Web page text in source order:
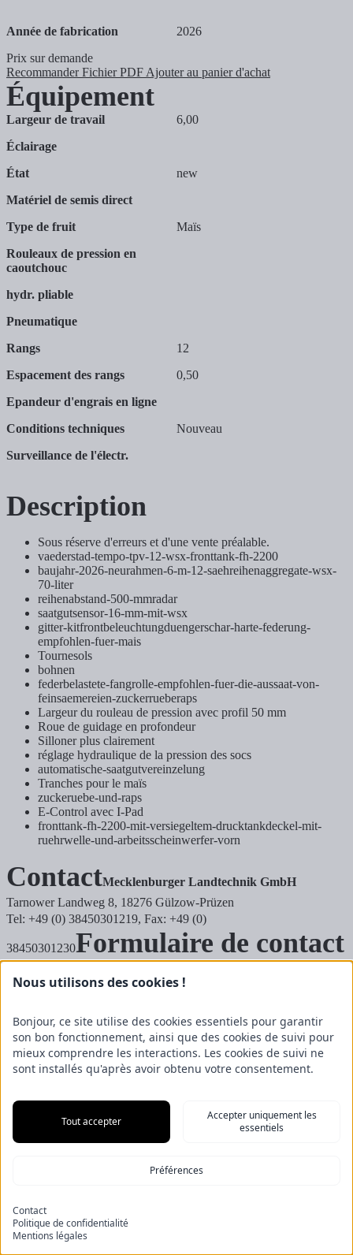
Année de fabrication
2026
Prix sur demande
Recommander Fichier PDF Ajouter au panier d'achat
Équipement
Largeur de travail
6,00
Éclairage
État
new
Matériel de semis direct
Type de fruit
Maïs
Rouleaux de pression en
caoutchouc
hydr. pliable
Pneumatique
Rangs
12
Espacement des rangs
0,50
Epandeur d'engrais en ligne
Conditions techniques
Nouveau
Surveillance de l'électr.
Description
Sous réserve d'erreurs et d'une vente préalable.
vaederstad-tempo-tpv-12-wsx-fronttank-fh-2200
baujahr-2026-neurahmen-6-m-12-saehreihenaggregate-wsx-
70-liter
reihenabstand-500-mmradar
saatgutsensor-16-mm-mit-wsx
gitter-kitfrontbeleuchtungduengerschar-harte-federung-
empfohlen-fuer-mais
Tournesols
bohnen
federbelastete-fangrolle-empfohlen-fuer-die-aussaat-von-
feinsaemereien-zuckerrueberaps
Largeur du rouleau de pression avec profil 50 mm
Roue de guidage en profondeur
Silloner plus clairement
réglage hydraulique de la pression des socs
automatische-saatgutvereinzelung
Tranches pour le maïs
zuckeruebe-und-raps
E-Control avec I-Pad
fronttank-fh-2200-mit-versiegeltem-drucktankdeckel-mit-
ruehrwelle-und-arbeitsscheinwerfer-vorn
ContactMecklenburger Landtechnik GmbH
Tarnower Landweg 8, 18276 Gülzow-Prüzen
Tel: +49 (0) 38450301219, Fax: +49 (0)
38450301230Formulaire de contact
politique de confidentialité
Envoyer la demande
Conditions générales d'utilisation
© Fricke Landmaschinen GmbH 2026
Nous utilisons des cookies !
Bonjour, ce site utilise des cookies essentiels pour garantir
son bon fonctionnement, ainsi que des cookies de suivi pour
mieux comprendre les interactions. Les cookies de suivi ne
sont installés qu'après avoir obtenu votre consentement.
Tout accepter
Accepter uniquement les
essentiels
Préférences
Contact
Politique de confidentialité
Mentions légales